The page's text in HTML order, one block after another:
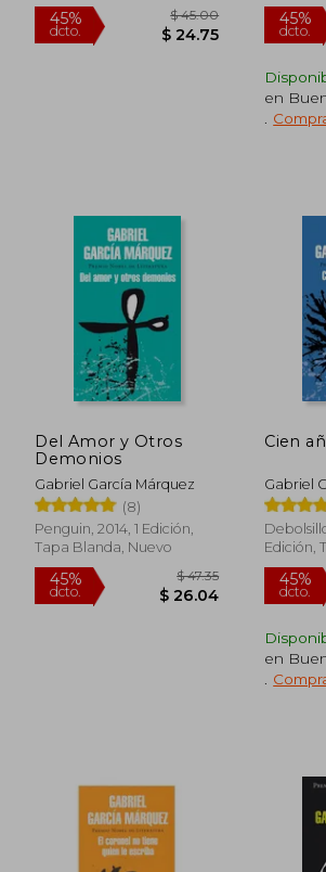
45%
dcto.
en
Del Amor y Otros
Demonios
Gabriel García Márquez
(8)
Penguin, 2014, 1 Edición,
Tapa Blanda, Nuevo
Cien
Gabriel
Edición,
Nuevo
en